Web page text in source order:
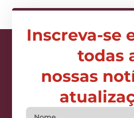
Inscreva-se
todas
nossas